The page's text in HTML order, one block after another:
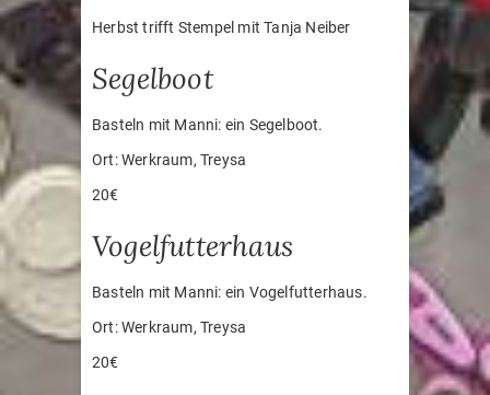
Herbst trifft Stempel mit Tanja Neiber
Segelboot
Basteln mit Manni: ein Segelboot.
Ort: Werkraum, Treysa
20€
Vogelfutterhaus
Basteln mit Manni: ein Vogelfutterhaus.
Ort: Werkraum, Treysa
20€